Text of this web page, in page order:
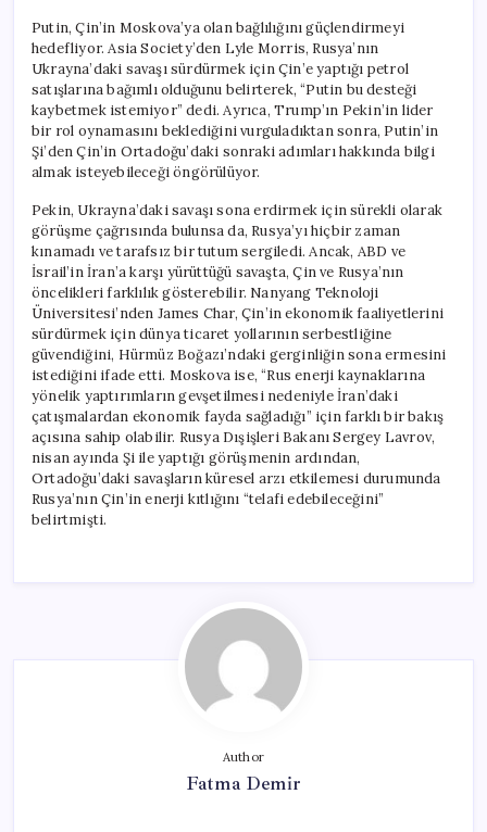
Putin, Çin’in Moskova’ya olan bağlılığını güçlendirmeyi
hedefliyor. Asia Society’den Lyle Morris, Rusya’nın
Ukrayna’daki savaşı sürdürmek için Çin’e yaptığı petrol
satışlarına bağımlı olduğunu belirterek, “Putin bu desteği
kaybetmek istemiyor” dedi. Ayrıca, Trump’ın Pekin’in lider
bir rol oynamasını beklediğini vurguladıktan sonra, Putin’in
Şi’den Çin’in Ortadoğu’daki sonraki adımları hakkında bilgi
almak isteyebileceği öngörülüyor.
Pekin, Ukrayna’daki savaşı sona erdirmek için sürekli olarak
görüşme çağrısında bulunsa da, Rusya’yı hiçbir zaman
kınamadı ve tarafsız bir tutum sergiledi. Ancak, ABD ve
İsrail’in İran’a karşı yürüttüğü savaşta, Çin ve Rusya’nın
öncelikleri farklılık gösterebilir. Nanyang Teknoloji
Üniversitesi’nden James Char, Çin’in ekonomik faaliyetlerini
sürdürmek için dünya ticaret yollarının serbestliğine
güvendiğini, Hürmüz Boğazı’ndaki gerginliğin sona ermesini
istediğini ifade etti. Moskova ise, “Rus enerji kaynaklarına
yönelik yaptırımların gevşetilmesi nedeniyle İran’daki
çatışmalardan ekonomik fayda sağladığı” için farklı bir bakış
açısına sahip olabilir. Rusya Dışişleri Bakanı Sergey Lavrov,
nisan ayında Şi ile yaptığı görüşmenin ardından,
Ortadoğu’daki savaşların küresel arzı etkilemesi durumunda
Rusya’nın Çin’in enerji kıtlığını “telafi edebileceğini”
belirtmişti.
Author
Fatma Demir